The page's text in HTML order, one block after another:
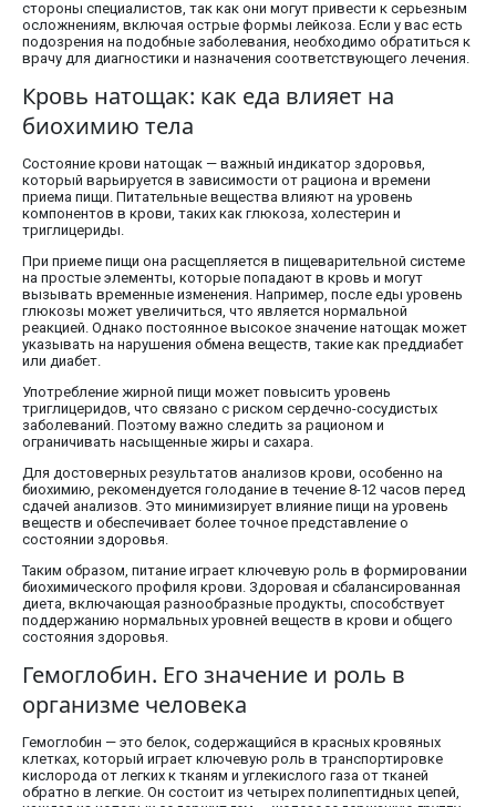
стороны специалистов, так как они могут привести к серьезным
осложнениям, включая острые формы лейкоза. Если у вас есть
подозрения на подобные заболевания, необходимо обратиться к
врачу для диагностики и назначения соответствующего лечения.
Кровь натощак: как еда влияет на
биохимию тела
Состояние крови натощак — важный индикатор здоровья,
который варьируется в зависимости от рациона и времени
приема пищи. Питательные вещества влияют на уровень
компонентов в крови, таких как глюкоза, холестерин и
триглицериды.
При приеме пищи она расщепляется в пищеварительной системе
на простые элементы, которые попадают в кровь и могут
вызывать временные изменения. Например, после еды уровень
глюкозы может увеличиться, что является нормальной
реакцией. Однако постоянное высокое значение натощак может
указывать на нарушения обмена веществ, такие как преддиабет
или диабет.
Употребление жирной пищи может повысить уровень
триглицеридов, что связано с риском сердечно-сосудистых
заболеваний. Поэтому важно следить за рационом и
ограничивать насыщенные жиры и сахара.
Для достоверных результатов анализов крови, особенно на
биохимию, рекомендуется голодание в течение 8-12 часов перед
сдачей анализов. Это минимизирует влияние пищи на уровень
веществ и обеспечивает более точное представление о
состоянии здоровья.
Таким образом, питание играет ключевую роль в формировании
биохимического профиля крови. Здоровая и сбалансированная
диета, включающая разнообразные продукты, способствует
поддержанию нормальных уровней веществ в крови и общего
состояния здоровья.
Гемоглобин. Его значение и роль в
организме человека
Гемоглобин — это белок, содержащийся в красных кровяных
клетках, который играет ключевую роль в транспортировке
кислорода от легких к тканям и углекислого газа от тканей
обратно в легкие. Он состоит из четырех полипептидных цепей,